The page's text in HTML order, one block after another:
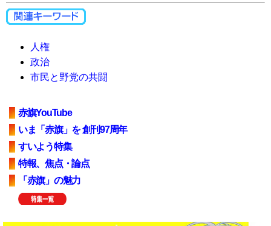
人権
政治
市民と野党の共闘
赤旗YouTube
いま「赤旗」を 創刊97周年
すいよう特集
特報、焦点・論点
「赤旗」の魅力